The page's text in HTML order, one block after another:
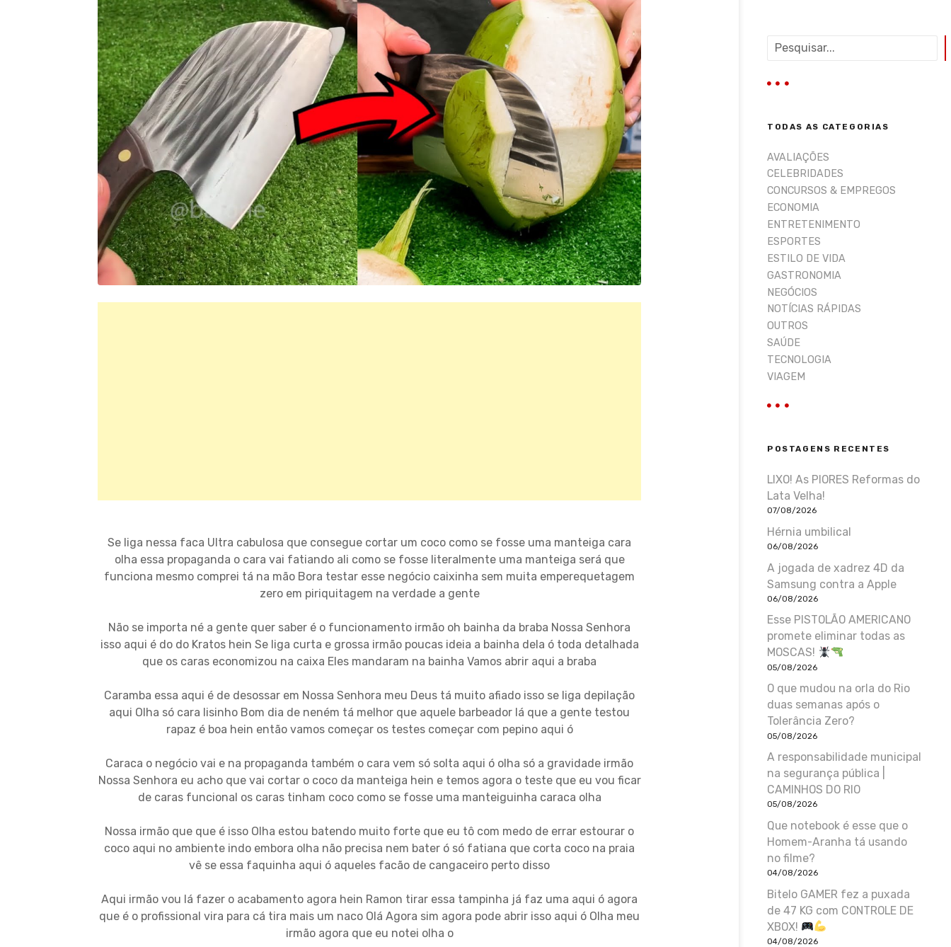
Se liga nessa faca Ultra cabulosa que consegue cortar um coco como se fosse uma manteiga cara
olha essa propaganda o cara vai fatiando ali como se fosse literalmente uma manteiga será que
funciona mesmo comprei tá na mão Bora testar esse negócio caixinha sem muita emperequetagem
zero em piriquitagem na verdade a gente
Não se importa né a gente quer saber é o funcionamento irmão oh bainha da braba Nossa Senhora
isso aqui é do do Kratos hein Se liga curta e grossa irmão poucas ideia a bainha dela ó toda detalhada
que os caras economizou na caixa Eles mandaram na bainha Vamos abrir aqui a braba
Caramba essa aqui é de desossar em Nossa Senhora meu Deus tá muito afiado isso se liga depilação
aqui Olha só cara lisinho Bom dia de neném tá melhor que aquele barbeador lá que a gente testou
rapaz é boa hein então vamos começar os testes começar com pepino aqui ó
Caraca o negócio vai e na propaganda também o cara vem só solta aqui ó olha só a gravidade irmão
Nossa Senhora eu acho que vai cortar o coco da manteiga hein e temos agora o teste que eu vou ficar
de caras funcional os caras tinham coco como se fosse uma manteiguinha caraca olha
Nossa irmão que que é isso Olha estou batendo muito forte que eu tô com medo de errar estourar o
coco aqui no ambiente indo embora olha não precisa nem bater ó só fatiana que corta coco na praia
vê se essa faquinha aqui ó aqueles facão de cangaceiro perto disso
Aqui irmão vou lá fazer o acabamento agora hein Ramon tirar essa tampinha já faz uma aqui ó agora
que é o profissional vira para cá tira mais um naco Olá Agora sim agora pode abrir isso aqui ó Olha meu
irmão agora que eu notei olha o
q
s
r
TODAS AS CATEGORIAS
AVALIAÇÕES
CELEBRIDADES
CONCURSOS & EMPREGOS
ECONOMIA
ENTRETENIMENTO
ESPORTES
ESTILO DE VIDA
GASTRONOMIA
NEGÓCIOS
NOTÍCIAS RÁPIDAS
OUTROS
SAÚDE
TECNOLOGIA
VIAGEM
POSTAGENS RECENTES
LIXO! As PIORES Reformas do
Lata Velha!
07/08/2026
Hérnia umbilical
06/08/2026
A jogada de xadrez 4D da
Samsung contra a Apple
06/08/2026
Esse PISTOLÃO AMERICANO
promete eliminar todas as
MOSCAS!
05/08/2026
O que mudou na orla do Rio
duas semanas após o
Tolerância Zero?
05/08/2026
A responsabilidade municipal
na segurança pública |
CAMINHOS DO RIO
05/08/2026
Que notebook é esse que o
Homem-Aranha tá usando
no filme?
04/08/2026
Bitelo GAMER fez a puxada
de 47 KG com CONTROLE DE
XBOX!
04/08/2026